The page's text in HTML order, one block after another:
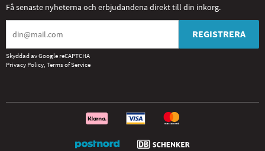
Få senaste nyheterna och erbjudandena direkt till din inkorg.
REGISTRERA
Skyddad av Google reCAPTCHA
Privacy Policy Terms of Service